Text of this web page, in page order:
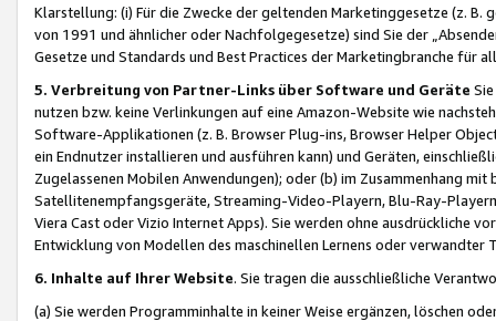
Klarstellung: (i) Für die Zwecke der geltenden Marketinggesetze (z. B.
von 1991 und ähnlicher oder Nachfolgegesetze) sind Sie der
Gesetze und Standards und Best Practices der Marketingbranche für
5. Verbreitung von Partner-Links über Software und Geräte
nutzen bzw. keine Verlinkungen auf eine Amazon-Website wie
Software-Applikationen (z. B. Browser Plug-ins, Browser Helper
ein Endnutzer installieren und ausführen kann) und Geräten,
Zugelassenen Mobilen Anwendungen); oder (b) im Zusammenhang
Satellitenempfangsgeräte, Streaming-Video-Playern, Blu-Ray-
Viera Cast oder Vizio Internet Apps). Sie werden ohne ausdrückliche
Entwicklung von Modellen des maschinellen Lernens oder
6. Inhalte auf Ihrer Website. Sie tragen die ausschließliche
(a) Sie werden Programminhalte in keiner Weise ergänzen, löschen